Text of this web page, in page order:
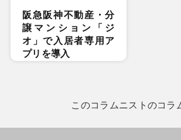
阪急阪神不動産・分
譲マンション「ジ
オ」で入居者専用ア
プリを導入
このコラムニストのコラ